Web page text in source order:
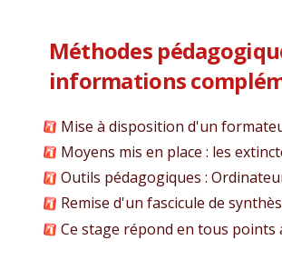
Méthodes
informations
Mise à disposition d'un
Moyens mis en place : les
Outils pédagogiques :
Remise d'un fascicule de
Ce stage répond en tous points